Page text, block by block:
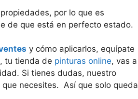
por lo que es
de que está en perfecto estado.
y cómo aplicarlos, equípate
, tu tienda de pinturas online, vas a
Si tienes dudas, nuestro
necesites. Así que solo queda